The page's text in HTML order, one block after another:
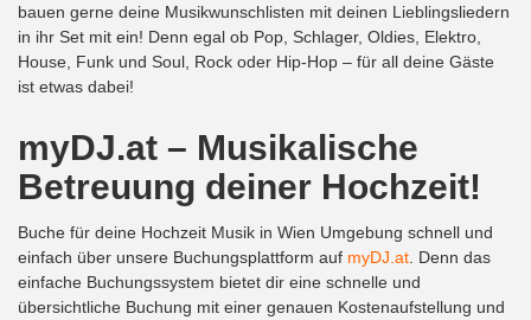
bauen gerne deine Musikwunschlisten mit deinen Lieblingsliedern
in ihr Set mit ein! Denn egal ob Pop, Schlager, Oldies, Elektro,
House, Funk und Soul, Rock oder Hip-Hop – für all deine Gäste
ist etwas dabei!
myDJ.at – Musikalische
Betreuung deiner Hochzeit!
Buche für deine Hochzeit Musik in Wien Umgebung schnell und
einfach über unsere Buchungsplattform auf myDJ.at . Denn das
einfache Buchungssystem bietet dir eine schnelle und
übersichtliche Buchung mit einer genauen Kostenaufstellung und